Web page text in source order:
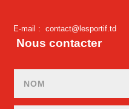
E-mail :contact@lesportif.td
Nous contacter